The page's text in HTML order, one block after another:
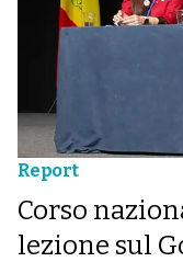
Report
Corso
lezione sul